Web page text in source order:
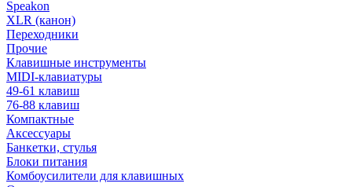
Speakon
XLR (канон)
Переходники
Прочие
Клавишные инструменты
MIDI-клавиатуры
49-61 клавиш
76-88 клавиш
Компактные
Аксессуары
Банкетки, стулья
Блоки питания
Комбоусилители для клавишных